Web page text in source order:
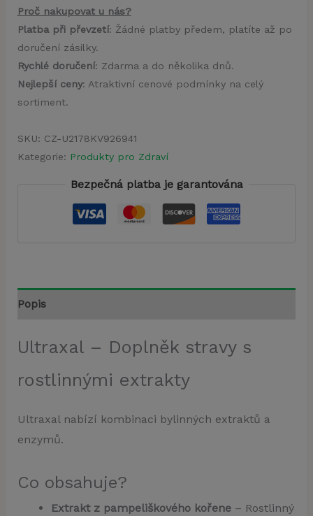
Proč nakupovat u nás?
Platba při převzetí: Žádné platby předem, platíte až po
doručení zásilky.
Rychlé doručení: Zdarma a do několika dnů.
Nejlepší ceny: Atraktivní cenové podmínky na celý
sortiment.
SKU: CZ-U2178KV926941
Kategorie: Produkty pro Zdraví
Bezpečná platba je garantována
Popis
Ultraxal – Doplněk stravy s
rostlinnými extrakty
Ultraxal nabízí kombinaci bylinných extraktů a
enzymů.
Co obsahuje?
Extrakt z pampeliškového kořene– Rostlinný